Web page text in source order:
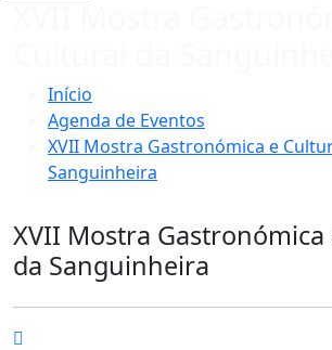
Início
Agenda de Eventos
XVII Mostra Gastronómica e
Sanguinheira
XVII Mostra
da Sanguinheira